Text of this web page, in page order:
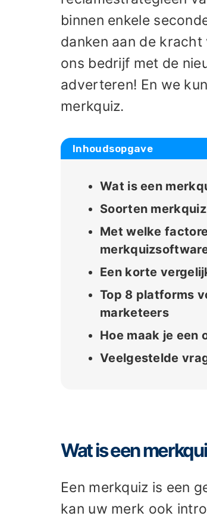
binnen enkele
danken aan de
ons bedrijf met de
adverteren! En we
merkquiz.
Inhoudsopgave
Wat is een
Soorten
Met welke
Een korte
Top 8 platforms
marketeers
Hoe maak je een
Veelgestelde
Wat is een
Een merkquiz is een
kan uw merk ook